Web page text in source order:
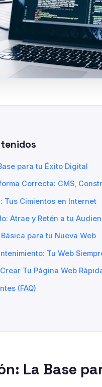
para tu Éxito Digital
Correcta: CMS,
Tus Cimientos en Internet
Atrae y Retén a tu
para tu Nueva Web
Tu Web
Tu Página Web
(FAQ)
La Base